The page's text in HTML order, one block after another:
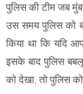
पुलिस की टीम जब
उस समय पुलिस को
किया था कि यदि
इसके बाद पुलिस
को देखा, तो पुलिस